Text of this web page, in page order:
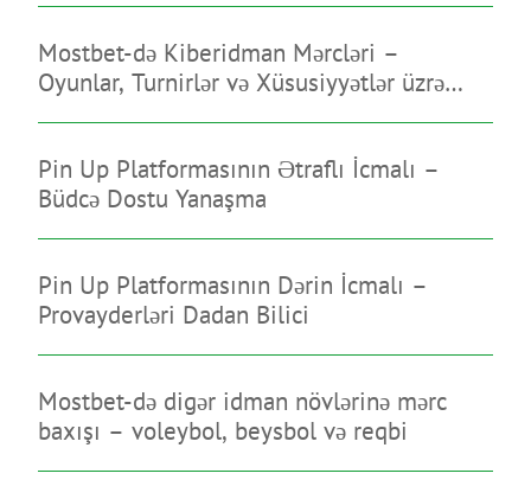
Mostbet-də Kiberidman Mərcləri –
Oyunlar, Turnirlər və Xüsusiyyətlər üzrə
Pin Up Platformasının Ətraflı İcmalı –
Büdcə Dostu Yanaşma
Pin Up Platformasının Dərin İcmalı –
Provayderləri Dadan Bilici
Mostbet-də digər idman növlərinə mərc
baxışı – voleybol, beysbol və reqbi